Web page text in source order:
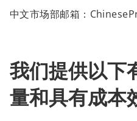
中文市场部邮箱：
我们提供以下
量和具有成本